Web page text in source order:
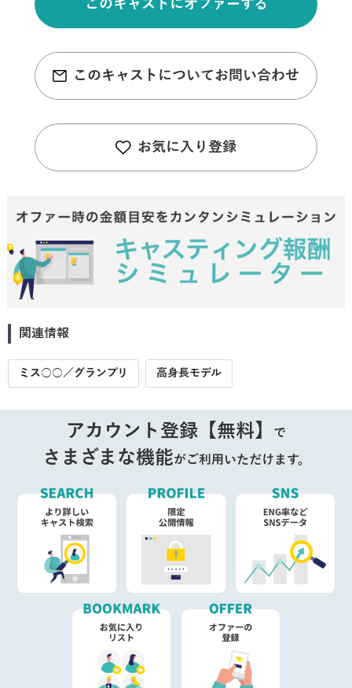
このキャストにオファーする
このキャストについてお問い合わせ
お気に入り登録
関連情報
ミス○○／グランプリ 高身長モデル
アカウント登録【無料】 で
さまざまな機能がご利用いただけます。